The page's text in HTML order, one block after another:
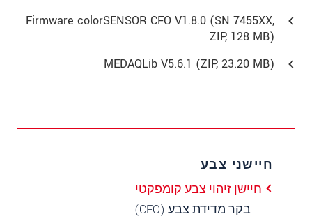
Firmware colorSENSOR CFO V1.8.0 (SN 7455XX,
ZIP, 128 MB)
MEDAQLib V5.6.1 (ZIP, 23.20 MB)
חיישני צבע
חיישן זיהוי צבע קומפקטי
בקר מדידת צבע (CFO)